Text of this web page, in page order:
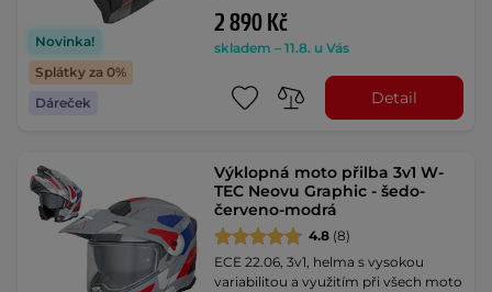
Novinka!
Splátky za 0%
Dáreček
2 890 Kč
skladem – 11.8. u Vás
Detail
Výklopná moto přilba 3v1 W-
TEC Neovu Graphic - šedo-
červeno-modrá
4.8 (8)
ECE 22.06, 3v1, helma s vysokou
variabilitou a využitím při všech moto